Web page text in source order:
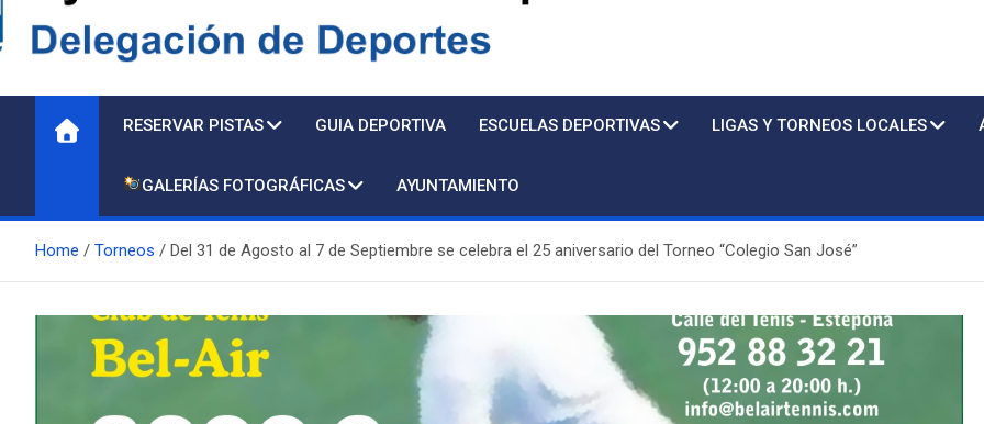
Delegación de Deportes
RESERVAR PISTAS GUIA DEPORTIVA ESCUELAS DEPORTIVAS LIGAS Y TORNEOS LOCALES
GALERÍAS FOTOGRÁFICAS AYUNTAMIENTO
Home Torneos Del 31 de Agosto al 7 de Septiembre se celebra el 25 aniversario del Torneo “Colegio San José”
Piscina Sto. Tomás/ lu.